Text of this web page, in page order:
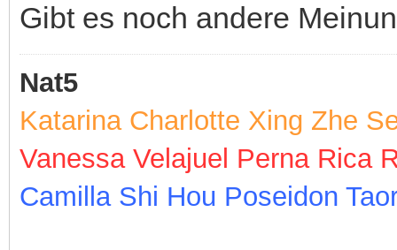
Gibt es noch andere
Nat5
Katarina Charlotte Xing Zhe
Vanessa Velajuel Perna Rica
Camilla Shi Hou Poseidon